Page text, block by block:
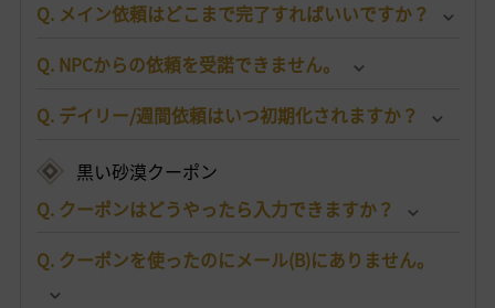
Q. メイン依頼はどこまで完了すればいいですか？
Q. NPCからの依頼を受諾できません。
Q. デイリー/週間依頼はいつ初期化されますか？
黒い砂漠クーポン
Q. クーポンはどうやったら入力できますか？
Q. クーポンを使ったのにメール(B)にありません。